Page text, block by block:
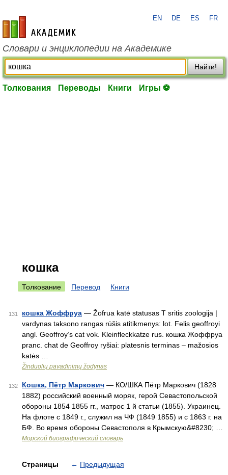
academic.ru
EN DE ES FR
Словари и энциклопедии на Академике
Найти!
Толкования Переводы Книги Игры ⚽
кошка
Толкование Перевод Книги
131 кошка Жоффруа — Žofrua katė statusas T sritis zoologija |
vardynas taksono rangas rūšis atitikmenys: lot. Felis geoffroyi
angl. Geoffroy’s cat vok. Kleinfleckkatze rus. кошка Жоффруа
pranc. chat de Geoffroy ryšiai: platesnis terminas – mažosios
katės …
Žinduolių pavadinimų žodynas
132 Кошка, Пётр Маркович — КО/ШКА Пётр Маркович (1828
1882) российский военный моряк, герой Севастопольской
обороны 1854 1855 гг., матрос 1 й статьи (1855). Украинец.
На флоте с 1849 г., служил на ЧФ (1849 1855) и с 1863 г. на
БФ. Во время обороны Севастополя в Крымскую&#8230; …
Морской биографический словарь
Страницы ← Предыдущая